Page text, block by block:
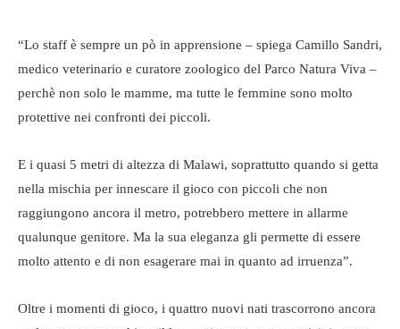
“Lo staff è sempre un pò in apprensione – spiega Camillo Sandri,
medico veterinario e curatore zoologico del Parco Natura Viva –
perchè non solo le mamme, ma tutte le femmine sono molto
protettive nei confronti dei piccoli.
E i quasi 5 metri di altezza di Malawi, soprattutto quando si getta
nella mischia per innescare il gioco con piccoli che non
raggiungono ancora il metro, potrebbero mettere in allarme
qualunque genitore. Ma la sua eleganza gli permette di essere
molto attento e di non esagerare mai in quanto ad irruenza”.
Oltre i momenti di gioco, i quattro nuovi nati trascorrono ancora